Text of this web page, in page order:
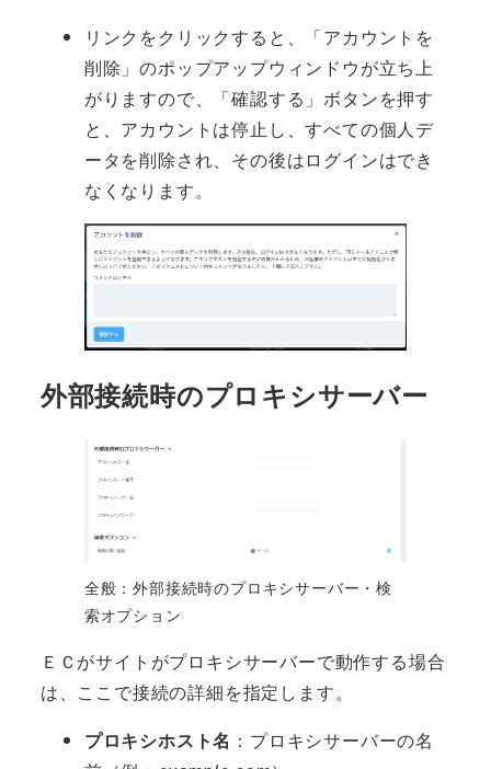
リンクをクリックすると、「アカウントを
削除」のポップアップウィンドウが立ち上
がりますので、「確認する」ボタンを押す
と、アカウントは停止し、すべての個人デ
ータを削除され、その後はログインはでき
なくなります。
外部接続時のプロキシサーバー
全般：外部接続時のプロキシサーバー・検
索オプション
ＥＣがサイトがプロキシサーバーで動作する場合
は、ここで接続の詳細を指定します。
プロキシホスト名 ：プロキシサーバーの名